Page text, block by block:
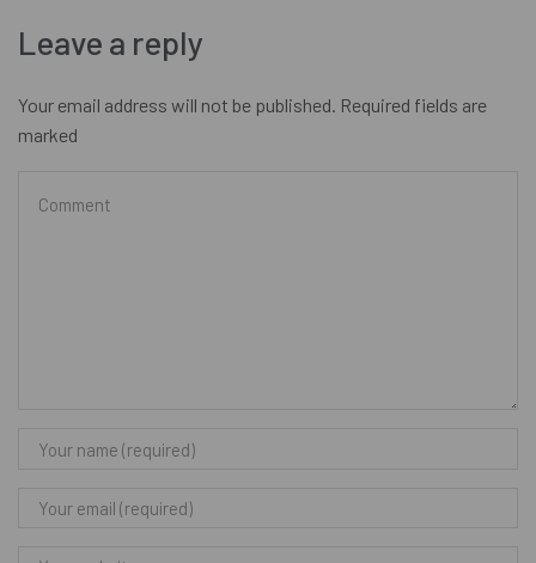
Leave a reply
Your email address will not be published. Required fields are
marked